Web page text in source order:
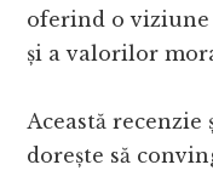
oferind o
și a valorilor
Această
dorește să